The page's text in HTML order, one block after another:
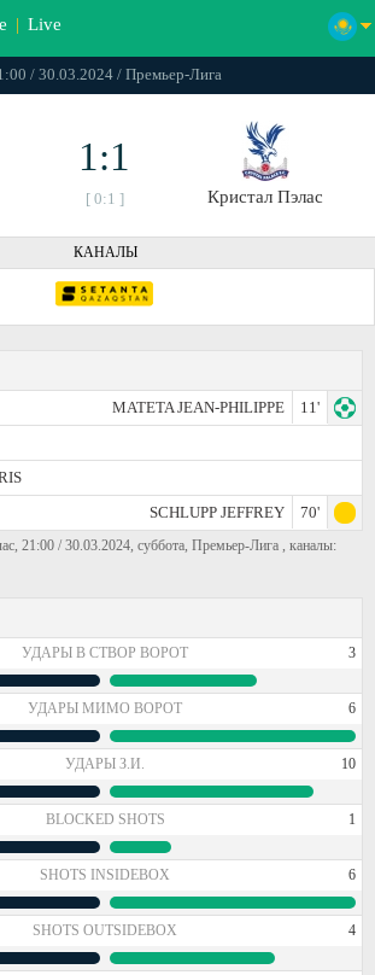
| Live
/ 30.03.2024 / Премьер-Лига
1:1
[ 0:1 ] Кристал Пэлас
КАНАЛЫ
MATETA JEAN-PHILIPPE
11'
SCHLUPP JEFFREY
70'
21:00 / 30.03.2024, суббота, Премьер-Лига , каналы:
УДАРЫ В СТВОР ВОРОТ 3
УДАРЫ МИМО ВОРОТ 6
УДАРЫ З.И. 10
BLOCKED SHOTS 1
SHOTS INSIDEBOX 6
SHOTS OUTSIDEBOX 4